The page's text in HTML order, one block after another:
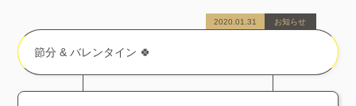
節分 & バレンタイン 🍀
2020.01.31 お知らせ